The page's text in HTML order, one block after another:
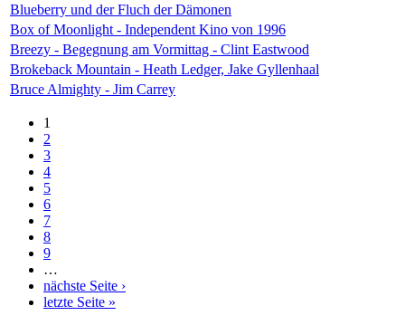
Blueberry und der Fluch der Dämonen
Box of Moonlight - Independent Kino von 1996
Breezy - Begegnung am Vormittag - Clint Eastwood
Brokeback Mountain - Heath Ledger, Jake Gyllenhaal
Bruce Almighty - Jim Carrey
1
2
3
4
5
6
7
8
9
…
nächste Seite ›
letzte Seite »